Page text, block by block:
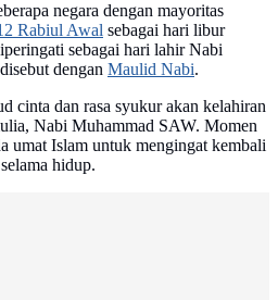
negara dengan mayoritas
Rabiul Awal sebagai hari libur
sebagai hari lahir Nabi
dengan Maulid Nabi.
cinta dan rasa syukur akan kelahiran
Nabi Muhammad SAW. Momen
umat Islam untuk mengingat kembali
hidup.